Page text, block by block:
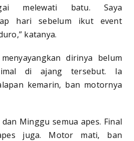
melewati batu. Saya
hari sebelum ikut event
katanya.
dirinya belum
di ajang tersebut. Ia
kemarin, ban motornya
Minggu semua apes. Final
juga. Motor mati, ban